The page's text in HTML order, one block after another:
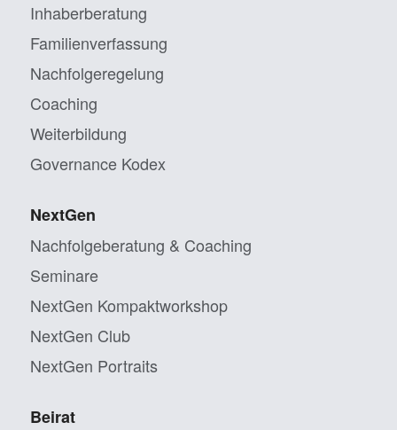
Inhaberberatung
Familienverfassung
Nachfolgeregelung
Coaching
Weiterbildung
Governance Kodex
NextGen
Nachfolgeberatung & Coaching
Seminare
NextGen Kompaktworkshop
NextGen Club
NextGen Portraits
Beirat